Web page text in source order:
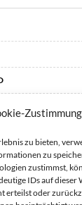
zu bieten,
zu
zustimmst,
IDs auf dieser
erteilst oder